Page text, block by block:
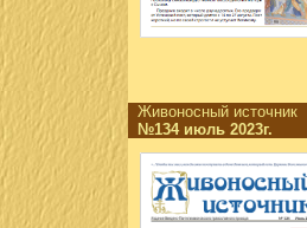
Живоносный
№134 июль 2023г.